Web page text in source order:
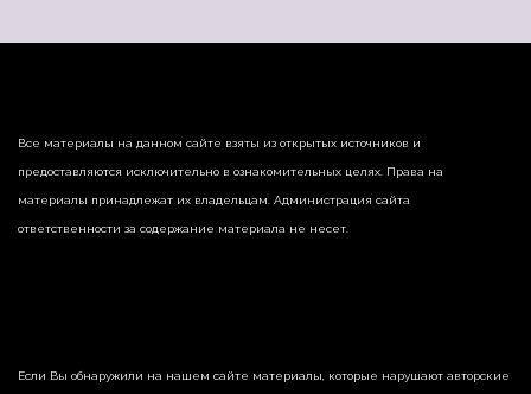
Все материалы на данном сайте взяты из открытых источников и
предоставляются исключительно в ознакомительных целях. Права на
материалы принадлежат их владельцам. Администрация сайта
ответственности за содержание материала не несет.
Если Вы обнаружили на нашем сайте материалы, которые нарушают авторские